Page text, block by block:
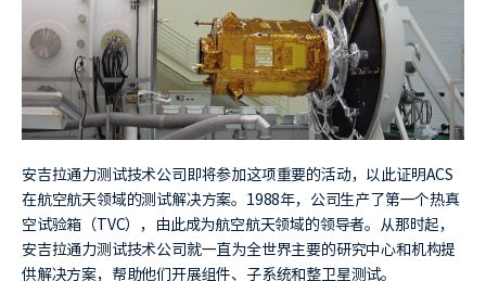
安吉拉通力测试技术公司即将参加这项重要的活动，以此证明ACS
在航空航天领域的测试解决方案。1988年，公司生产了第一个热真
空试验箱（TVC），由此成为航空航天领域的领导者。从那时起，
安吉拉通力测试技术公司就一直为全世界主要的研究中心和机构提
供解决方案，帮助他们开展组件、子系统和整卫星测试。